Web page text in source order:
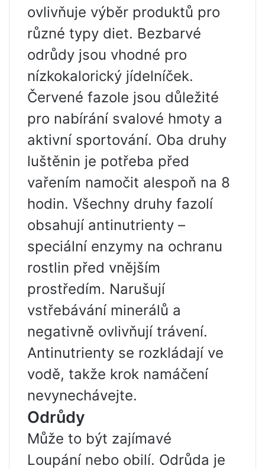
ovlivňuje výběr produktů pro
různé typy diet. Bezbarvé
odrůdy jsou vhodné pro
nízkokalorický jídelníček.
Červené fazole jsou důležité
pro nabírání svalové hmoty a
aktivní sportování. Oba druhy
luštěnin je potřeba před
vařením namočit alespoň na 8
hodin. Všechny druhy fazolí
obsahují antinutrienty –
speciální enzymy na ochranu
rostlin před vnějším
prostředím. Narušují
vstřebávání minerálů a
negativně ovlivňují trávení.
Antinutrienty se rozkládají ve
vodě, takže krok namáčení
nevynechávejte.
Odrůdy
Může to být zajímavé
Loupání nebo obilí. Odrůda je